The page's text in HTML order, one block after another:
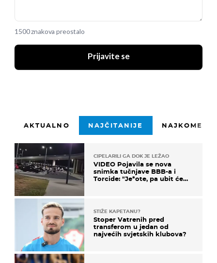
1500 znakova preostalo
Prijavite se
AKTUALNO NAJČITANIJE
CIPELARILI GA DOK JE LEŽAO
VIDEO Pojavila se nova
snimka tučnjave BBB-a i
Torcide: "Je*ote, pa ubit će
STIŽE KAPETANU?
Stoper Vatrenih pred
transferom u jedan od
najvećih svjetskih klubova?